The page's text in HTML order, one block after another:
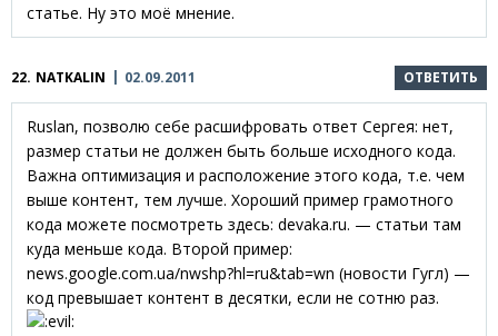
статье. Ну это моё мнение.
22. NATKALIN 02.09.2011 ОТВЕТИТЬ
Ruslan, позволю себе расшифровать ответ Сергея: нет,
размер статьи не должен быть больше исходного кода.
Важна оптимизация и расположение этого кода, т.е. чем
выше контент, тем лучше. Хороший пример грамотного
кода можете посмотреть здесь: devaka.ru. — статьи там
куда меньше кода. Второй пример:
news.google.com.ua/nwshp?hl=ru&tab=wn (новости Гугл) —
код превышает контент в десятки, если не сотню раз.